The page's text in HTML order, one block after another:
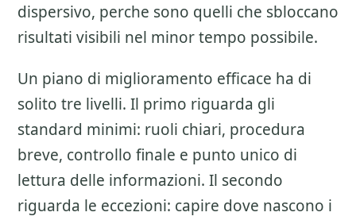
dispersivo, perche sono quelli che sbloccano
risultati visibili nel minor tempo possibile.
Un piano di miglioramento efficace ha di
solito tre livelli. Il primo riguarda gli
standard minimi: ruoli chiari, procedura
breve, controllo finale e punto unico di
lettura delle informazioni. Il secondo
riguarda le eccezioni: capire dove nascono i